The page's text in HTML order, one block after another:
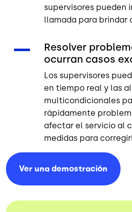
supervisores pueden
llamada para brindar
Resolver
ocurran casos
Los supervisores
en tiempo real y las
multicondicionales
rápidamente
afectar el servicio al
medidas para
Ver una demostración